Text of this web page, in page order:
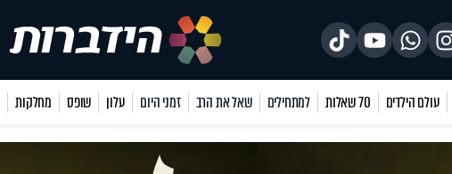
עולם הילדים 70 שאלות למתחילים שאל את הרב זמני היום עלון שופס מחלקות